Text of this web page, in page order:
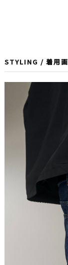
STYLING / 着用